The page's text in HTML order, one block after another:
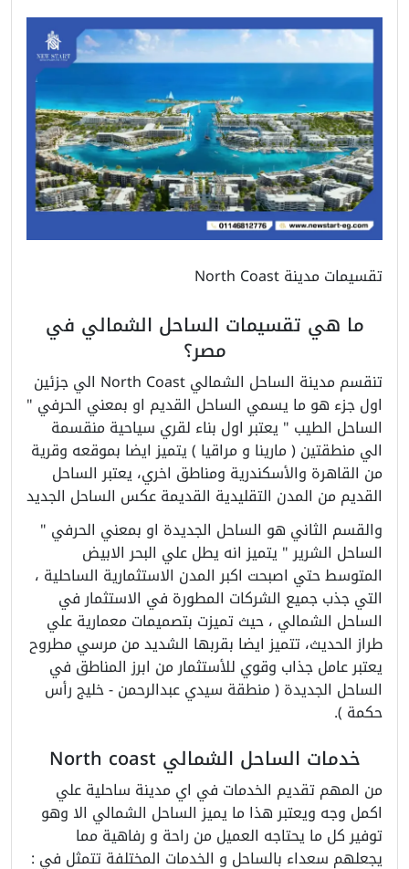
تقسيمات مدينة North Coast
ما هي تقسيمات الساحل الشمالي في
مصر؟
تنقسم مدينة الساحل الشمالي North Coast الي جزئين
اول جزء هو ما يسمي الساحل القديم او بمعني الحرفي "
الساحل الطيب " يعتبر اول بناء لقري سياحية منقسمة
الي منطقتين ( مارينا و مراقيا ) يتميز ايضا بموقعه وقرية
من القاهرة والأسكندرية ومناطق اخري، يعتبر الساحل
القديم من المدن التقليدية القديمة عكس الساحل الجديد
والقسم الثاني هو الساحل الجديدة او بمعني الحرفي "
الساحل الشرير " يتميز انه يطل علي البحر الابيض
المتوسط حتي اصبحت اكبر المدن الاستثمارية الساحلية ،
التي جذب جميع الشركات المطورة في الاستثمار في
الساحل الشمالي ، حيث تميزت بتصميمات معمارية علي
طراز الحديث، تتميز ايضا بقربها الشديد من مرسي مطروح
يعتبر عامل جذاب وقوي للأستثمار من ابرز المناطق في
الساحل الجديدة ( منطقة سيدي عبدالرحمن - خليج رأس
حكمة ).
خدمات الساحل الشمالي North coast
من المهم تقديم الخدمات في اي مدينة ساحلية علي
اكمل وجه ويعتبر هذا ما يميز الساحل الشمالي الا وهو
توفير كل ما يحتاجه العميل من راحة و رفاهية مما
يجعلهم سعداء بالساحل و الخدمات المختلفة تتمثل في :